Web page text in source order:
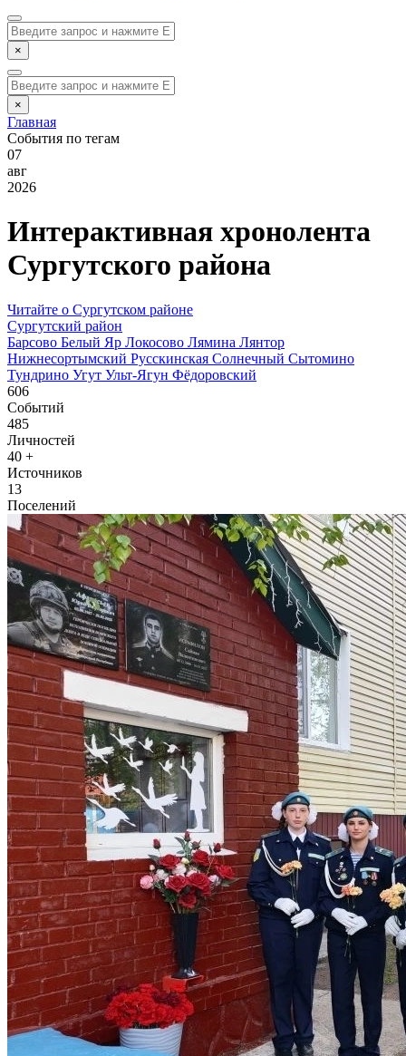
×
×
Главная
События по тегам
07
авг
2026
Интерактивная хронолента
Сургутского района
Читайте о Сургутском районе
Сургутский район
Барсово Белый Яр Локосово Лямина Лянтор
Нижнесортымский Русскинская Солнечный Сытомино
Тундрино Угут Ульт-Ягун Фёдоровский
606
Событий
485
Личностей
40 +
Источников
13
Поселений